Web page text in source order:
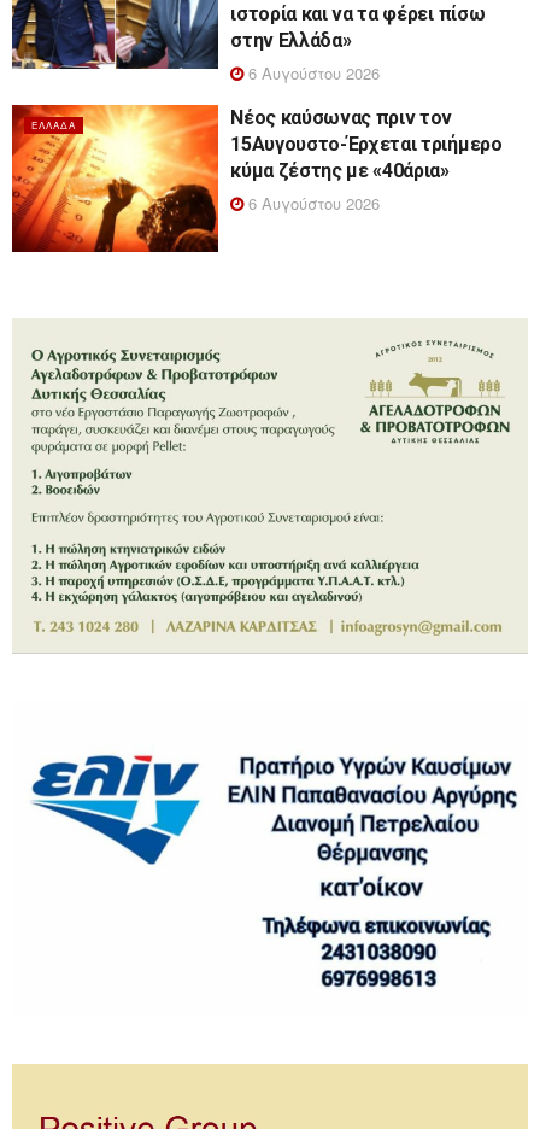
ιστορία και να τα φέρει πίσω
στην Ελλάδα»
6 Αυγούστου 2026
ΕΛΛΆΔΑ
Νέος καύσωνας πριν τον
15Αυγουστο-Έρχεται τριήμερο
κύμα ζέστης με «40άρια»
6 Αυγούστου 2026